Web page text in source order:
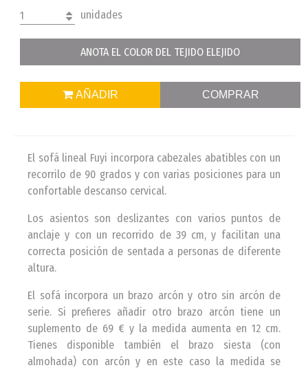
1 unidades
ANOTA EL COLOR DEL TEJIDO ELEJIDO
AÑADIR COMPRAR
El sofá lineal Fuyi incorpora cabezales abatibles con un
recorrilo de 90 grados y con varias posiciones para un
confortable descanso cervical.
Los asientos son deslizantes con varios puntos de
anclaje y con un recorrido de 39 cm, y facilitan una
correcta posición de sentada a personas de diferente
altura.
El sofá incorpora un brazo arcón y otro sin arcón de
serie. Si prefieres añadir otro brazo arcón tiene un
suplemento de 69 € y la medida aumenta en 12 cm.
Tienes disponible también el brazo siesta (con
almohada) con arcón y en este caso la medida se